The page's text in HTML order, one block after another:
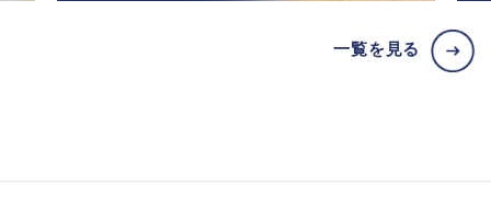
一覧を見る